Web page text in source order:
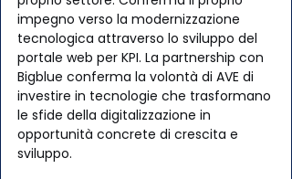
impegno verso la modernizzazione
tecnologica attraverso lo sviluppo del
portale web per KPI. La partnership con
Bigblue conferma la volontà di AVE di
investire in tecnologie che trasformano
le sfide della digitalizzazione in
opportunità concrete di crescita e
sviluppo.